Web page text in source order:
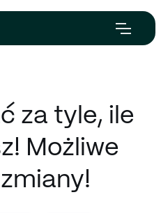
za tyle, ile
Możliwe